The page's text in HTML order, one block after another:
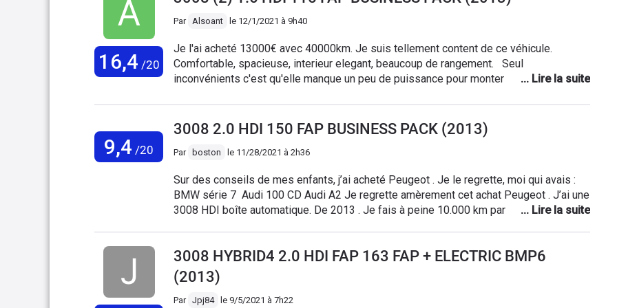
16,4 /20
Par Alsoant le 12/1/2021 à 9h40
Je l'ai acheté 13000€ avec 40000km. Je suis tellement content de ce véhicule.
Comfortable, spacieuse, interieur elegant, beaucoup de rangement. Seul
inconvénients c'est qu'elle manque un peu de puissance pour monter en montagne ou
elle est RAS Plus rien a dire, mais il y a un minimum de 300 caractères à respecter
pour mettre un commentaire, donc la ça devrait le faire, Merci.
9,4 /20
3008 2.0 HDI 150 FAP BUSINESS PACK (2013)
Par boston le 11/28/2021 à 2h36
Sur des conseils de mes enfants, j’ai acheté Peugeot . Je le regrette, moi qui avais :
BMW série 7 Audi 100 CD Audi A2 Je regrette amèrement cet achat Peugeot . J’ai une
3008 HDI boîte automatique. De 2013 . Je fais à peine 10.000 km par an Cet été En
chère J’ai 72 ans et maintenant ´j’ai peur de tomber encore en panne. J’ai envoyé deux
lettres à la direction générale de Peugeot et ce il y a plus d’un mois . Pas de réponse.
C’est honteux de se foutre de la gueule des sans dents. Un client mécontent en parle a
10 personnes Faites moi confiance pour en parler. Les actionnaires de Peugeot ont dû
3008 HYBRID4 2.0 HDI FAP 163 FAP + ELECTRIC BMP6
(2013)
Par Jpj84 le 9/5/2021 à 7h22